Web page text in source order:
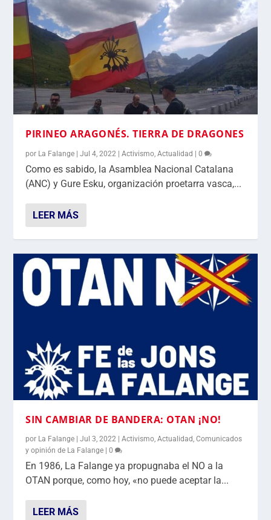
PIRINEO ARAGONÉS. TIERRA DE DRAGONES
por La Falange |Jul 4, 2022 |Activismo,Actualidad |0
Como es sabido, la Asamblea Nacional Catalana
(ANC) y Gure Esku, organización proetarra vasca,...
LEER MÁS
SIN CAMBIAR DE BANDERA: OTAN ¡NO!
por La Falange |Jul 3, 2022 |Activismo,Actualidad,Comunicados
y opinión de La Falange |0
En 1986, La Falange ya propugnaba el NO a la
OTAN porque, como hoy, «no puede aceptar la...
LEER MÁS